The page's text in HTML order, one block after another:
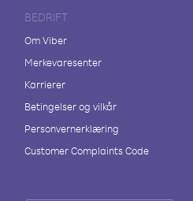
BEDRIFT
Om Viber
Merkevaresenter
Karrierer
Betingelser og vilkår
Personvernerklæring
Customer Complaints Code